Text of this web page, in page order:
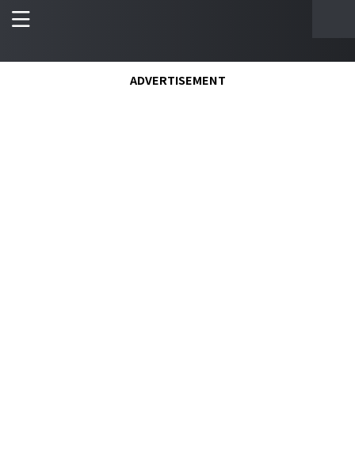
ADVERTISEMENT